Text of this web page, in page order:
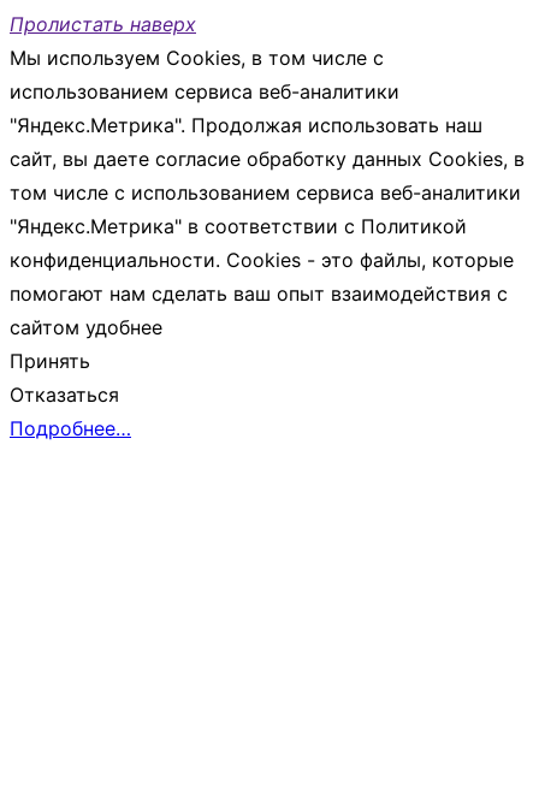
Пролистать наверх
Мы используем Cookies, в том числе с
использованием сервиса веб-аналитики
"Яндекс.Метрика". Продолжая использовать наш
сайт, вы даете согласие обработку данных Cookies, в
том числе с использованием сервиса веб-аналитики
"Яндекс.Метрика" в соответствии с Политикой
конфиденциальности. Cookies - это файлы, которые
помогают нам сделать ваш опыт взаимодействия с
сайтом удобнее
Принять
Отказаться
Подробнее…